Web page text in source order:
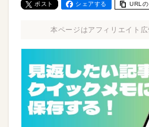
ポスト シェアする URL
本ページはアフィリエイト